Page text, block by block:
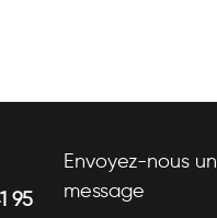
95
Envoyez-nous un
message